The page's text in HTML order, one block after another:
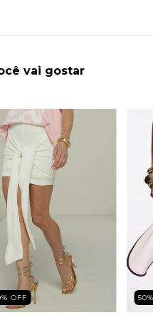
vai gostar
% OFF 50